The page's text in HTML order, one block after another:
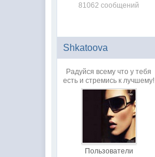
81062 сообщений
Shkatoova
Радуйся всему что у тебя
есть и стремись к лучшему!
Пользователи